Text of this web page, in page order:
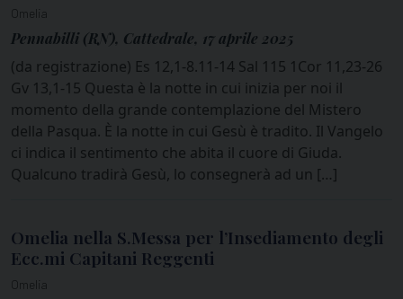
Omelia
Pennabilli (RN), Cattedrale, 17 aprile 2025
(da registrazione) Es 12,1-8.11-14 Sal 115 1Cor 11,23-26
Gv 13,1-15 Questa è la notte in cui inizia per noi il
momento della grande contemplazione del Mistero
della Pasqua. È la notte in cui Gesù è tradito. Il Vangelo
ci indica il sentimento che abita il cuore di Giuda.
Qualcuno tradirà Gesù, lo consegnerà ad un […]
Omelia nella S.Messa per l’Insediamento degli
Ecc.mi Capitani Reggenti
Omelia